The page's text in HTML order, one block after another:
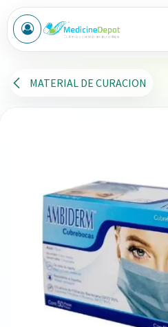
Ir al contenido
MATERIAL DE CURACION